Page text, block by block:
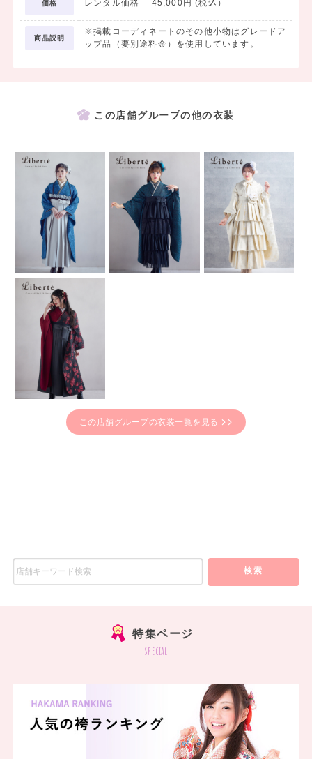
価格 レンタル価格 45,000円 (税込）
商品説明
※掲載コーディネートのその他小物はグレードア
ップ品（要別途料金）を使用しています。
この店舗グループの他の衣装
この店舗グループの衣装一覧を見る
検索
特集ページ
special